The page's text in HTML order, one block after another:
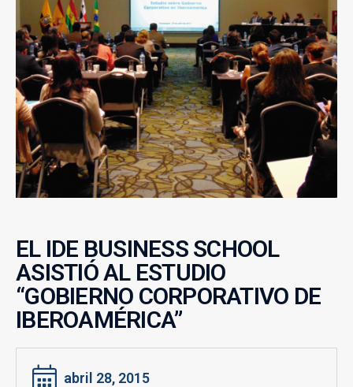
EL IDE BUSINESS SCHOOL
ASISTIÓ AL ESTUDIO
“GOBIERNO CORPORATIVO DE
IBEROAMÉRICA”
abril 28, 2015